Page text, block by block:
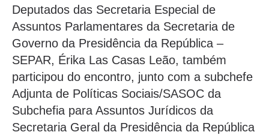
Deputados das Secretaria Especial de
Assuntos Parlamentares da Secretaria de
Governo da Presidência da República –
SEPAR, Érika Las Casas Leão, também
participou do encontro, junto com a subchefe
Adjunta de Políticas Sociais/SASOC da
Subchefia para Assuntos Jurídicos da
Secretaria Geral da Presidência da República